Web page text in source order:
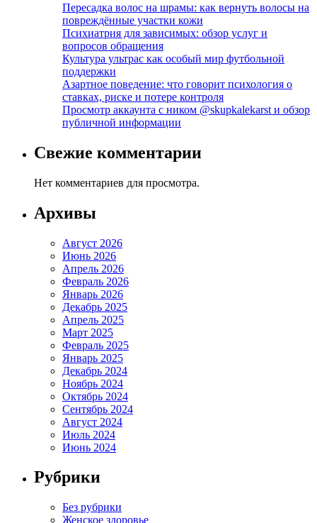
Пересадка волос на шрамы: как вернуть волосы на
повреждённые участки кожи
Психиатрия для зависимых: обзор услуг и
вопросов обращения
Культура ультрас как особый мир футбольной
поддержки
Азартное поведение: что говорит психология о
ставках, риске и потере контроля
Просмотр аккаунта с ником @skupkalekarst и обзор
публичной информации
Свежие комментарии
Нет комментариев для просмотра.
Архивы
Август 2026
Июнь 2026
Апрель 2026
Февраль 2026
Январь 2026
Декабрь 2025
Апрель 2025
Март 2025
Февраль 2025
Январь 2025
Декабрь 2024
Ноябрь 2024
Октябрь 2024
Сентябрь 2024
Август 2024
Июль 2024
Июнь 2024
Рубрики
Без рубрики
Женское здоровье